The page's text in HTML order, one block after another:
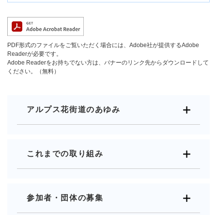
PDF形式のファイルをご覧いただく場合には、Adobe社が提供するAdobe
Readerが必要です。
Adobe Readerをお持ちでない方は、バナーのリンク先からダウンロードして
ください。（無料）
アルプス花街道のあゆみ
これまでの取り組み
参加者・団体の募集